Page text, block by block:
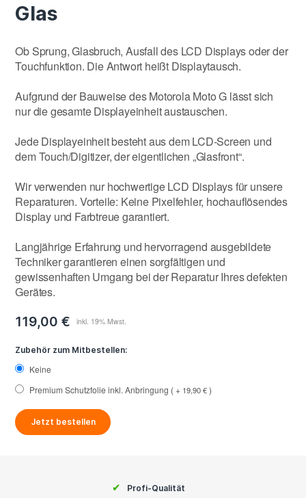
Glas
Ob Sprung, Glasbruch, Ausfall des LCD Displays oder der
Touchfunktion. Die Antwort heißt Displaytausch.
Aufgrund der Bauweise des Motorola Moto G lässt sich
nur die gesamte Displayeinheit austauschen.
Jede Displayeinheit besteht aus dem LCD-Screen und
dem Touch/Digitizer, der eigentlichen „Glasfront“.
Wir verwenden nur hochwertige LCD Displays für unsere
Reparaturen. Vorteile: Keine Pixelfehler, hochauflösendes
Display und Farbtreue garantiert.
Langjährige Erfahrung und hervorragend ausgebildete
Techniker garantieren einen sorgfältigen und
gewissenhaften Umgang bei der Reparatur Ihres defekten
Gerätes.
119,00 €
Zubehör zum Mitbestellen:
Keine
Premium Schutzfolie inkl. Anbringung
+ 19,90 €
Jetzt bestellen
✔ Profi-Qualität